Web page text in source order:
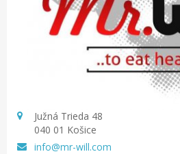
Južná Trieda 48
040 01 Košice
info@mr-will.com